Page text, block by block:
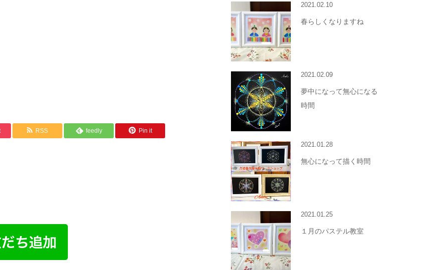
RSS feedly Pin it
2021.02.10
春らしくなりますね
2021.02.09
夢中になって無心になる
時間
2021.01.28
無心になって描く時間
2021.01.25
１月のパステル教室